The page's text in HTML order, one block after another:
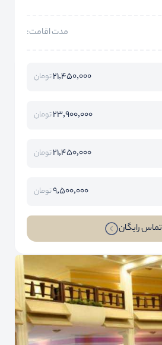
مدت اقامت:
21,450,000تومان
23,900,000تومان
21,450,000تومان
9,500,000تومان
تماس رایگان